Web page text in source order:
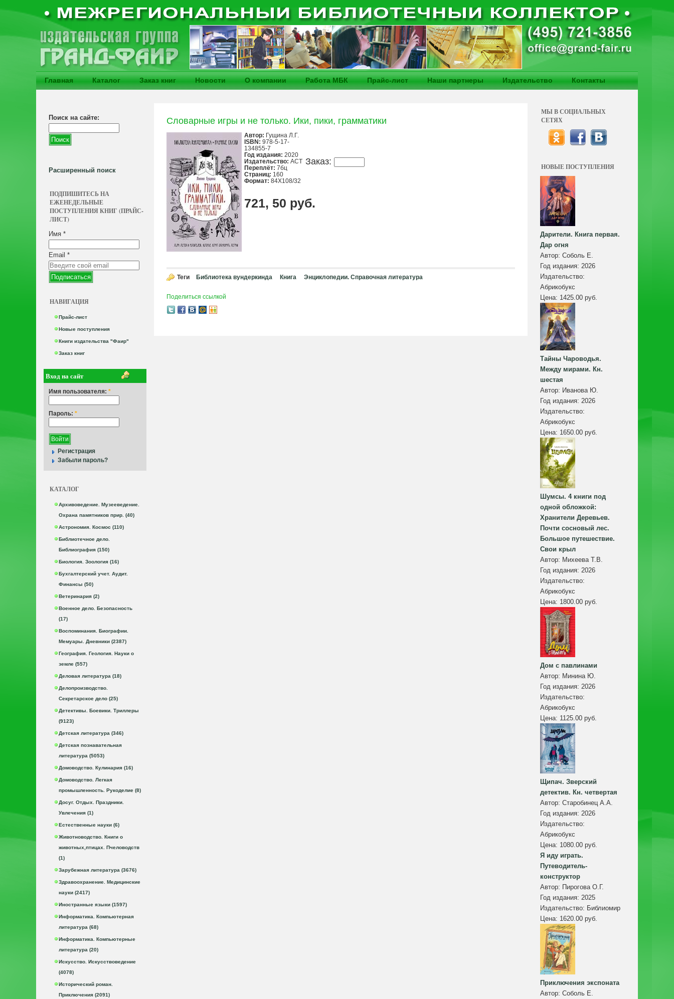
Главная Каталог Заказ книг Новости О компании Работа МБК Прайс-лист Наши партнеры Издательство Контакты
Поиск на сайте:
Расширенный поиск
ПОДПИШИТЕСЬ НА
ЕЖЕНЕДЕЛЬНЫЕ
ПОСТУПЛЕНИЯ КНИГ (ПРАЙС-
ЛИСТ)
Имя *
Email *
НАВИГАЦИЯ
Прайс-лист
Новые поступления
Книги издательства "Фаир"
Заказ книг
Вход на сайт
Имя пользователя: *
Пароль: *
Регистрация
Забыли пароль?
КАТАЛОГ
Архивоведение. Музееведение.
Охрана памятников прир. (40)
Астрономия. Космос (110)
Библиотечное дело.
Библиография (150)
Биология. Зоология (16)
Бухгалтерский учет. Аудит.
Финансы (50)
Ветеринария (2)
Военное дело. Безопасность
(17)
Воспоминания. Биографии.
Мемуары. Дневники (2387)
География. Геология. Науки о
земле (557)
Деловая литература (18)
Делопроизводство.
Секретарское дело (25)
Детективы. Боевики. Триллеры
(9123)
Детская литература (346)
Детская познавательная
литература (5053)
Домоводство. Кулинария (16)
Домоводство. Легкая
промышленность. Рукоделие (8)
Досуг. Отдых. Праздники.
Увлечения (1)
Естественные науки (6)
Животноводство. Книги о
животных,птицах. Пчеловодств
(1)
Зарубежная литература (3676)
Здравоохранение. Медицинские
науки (2417)
Иностранные языки (1597)
Информатика. Компьютерная
литература (68)
Информатика. Компьютерные
литература (20)
Искусство. Искусствоведение
(4078)
Исторический роман.
Приключения (2091)
Словарные игры и не только. Ики, пики, грамматики
Заказ:
Автор: Гущина Л.Г.
ISBN: 978-5-17-
134855-7
Год издания: 2020
Издательство: АСТ
Переплёт: 7бц
Страниц: 160
Формат: 84X108/32
721, 50 руб.
Теги Библиотека вундеркинда Книга Энциклопедии. Справочная литература
Поделиться ссылкой
МЫ В СОЦИАЛЬНЫХ
СЕТЯХ
НОВЫЕ ПОСТУПЛЕНИЯ
Дарители. Книга первая.
Дар огня
Автор: Соболь Е.
Год издания: 2026
Издательство:
Абрикобукс
Цена: 1425.00 руб.
Тайны Чароводья.
Между мирами. Кн.
шестая
Автор: Иванова Ю.
Год издания: 2026
Издательство:
Абрикобукс
Цена: 1650.00 руб.
Шумсы. 4 книги под
одной обложкой:
Хранители Деревьев.
Почти сосновый лес.
Большое путешествие.
Свои крыл
Автор: Михеева Т.В.
Год издания: 2026
Издательство:
Абрикобукс
Цена: 1800.00 руб.
Дом с павлинами
Автор: Минина Ю.
Год издания: 2026
Издательство:
Абрикобукс
Цена: 1125.00 руб.
Щипач. Зверский
детектив. Кн. четвертая
Автор: Старобинец А.А.
Год издания: 2026
Издательство:
Абрикобукс
Цена: 1080.00 руб.
Я иду играть.
Путеводитель-
конструктор
Автор: Пирогова О.Г.
Год издания: 2025
Издательство: Библиомир
Цена: 1620.00 руб.
Приключения экспоната
Автор: Соболь Е.